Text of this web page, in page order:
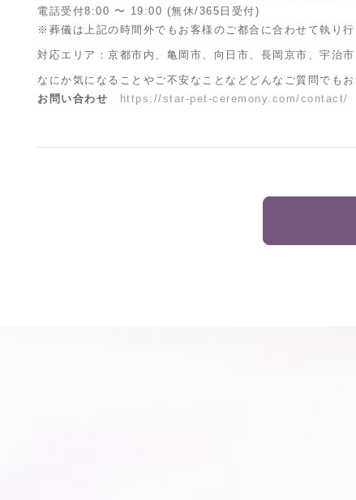
電話受付8:00 〜 19:00 (無休/365日受付)
※葬儀は上記の時間外でもお客様のご都合に合わせて執り行
対応エリア：京都市内、亀岡市、向日市、長岡京市、宇治
なにか気になることやご不安なことなどどんなご質問でも
お問い合わせ
https://star-pet-ceremony.com/contact/